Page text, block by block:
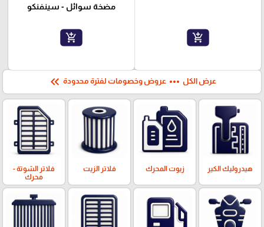
add_shopping_cart
مضخة سوائل - سينفنكو
add_shopping_cart
عرض الكل more_horiz عروض وخصومات لفترة محدودة keyboard_double_arrow_left
هيدروليك الكير زيوت المحرك فلاتر الزيت
فلاتر الشوتة -
محرك